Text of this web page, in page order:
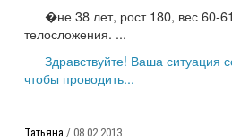
�не 38 лет, рост 180, вес 60-
телосложения. ...
Здравствуйте! Ваша ситуация
чтобы проводить...
Татьяна / 08.02.2013